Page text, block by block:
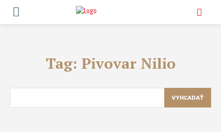
Tag: Pivovar Nilio
VYHĽADAŤ